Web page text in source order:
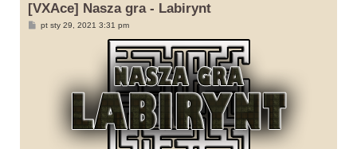
[VXAce] Nasza gra - Labirynt
Ppt sty 29, 2021 3:31 pm